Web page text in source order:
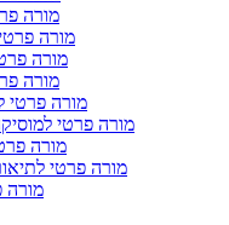
מורה
מורה
מורה
מורה
מורה פרטי
מורה פרטי
מורה
מורה פרטי
מורה